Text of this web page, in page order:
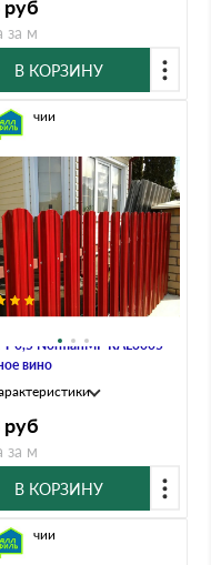
руб
за м
В КОРЗИНУ
T 0,5 NormanMP RAL3005
вино
руб
за м
В КОРЗИНУ